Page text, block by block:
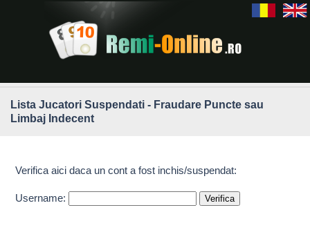
Lista Jucatori Suspendati - Fraudare Puncte sau
Limbaj Indecent
Verifica aici daca un cont a fost inchis/suspendat:
Username: